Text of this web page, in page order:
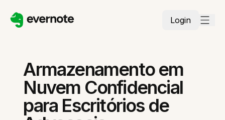
Login
Armazenamento em
Nuvem Confidencial
para Escritórios de